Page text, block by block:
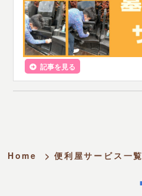
記事を見る
Home > 便利屋サービス一覧